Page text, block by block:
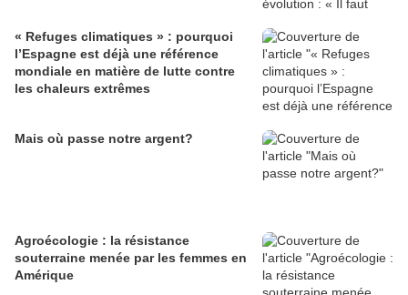
« Refuges climatiques » : pourquoi
l’Espagne est déjà une référence
mondiale en matière de lutte contre
les chaleurs extrêmes
Mais où passe notre argent?
Agroécologie : la résistance
souterraine menée par les femmes en
Amérique